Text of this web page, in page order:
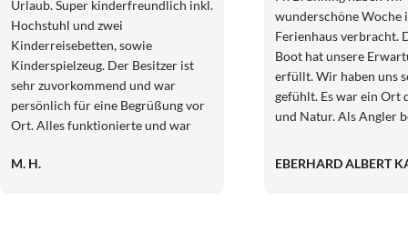
Urlaub. Super kinderfreundlich inkl.
Hochstuhl und zwei
Kinderreisebetten, sowie
Kinderspielzeug. Der Besitzer ist
sehr zuvorkommend und war
persönlich für eine Begrüßung vor
Ort. Alles funktionierte und war
Highlight für die Kinder war die am
M. H.
wunderschöne Woche im
Ferienhaus verbracht.
Boot hat unsere
erfüllt. Wir haben uns
gefühlt. Es war ein Ort
und Natur. Als Angler
Trebelsee und
EBERHARD ALBERT